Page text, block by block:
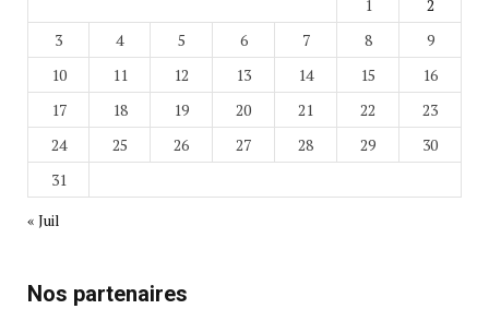
1
2
3
4 5 6 7 8
9
10
11 12 13 14 15
16
17
18 19 20 21 22
23
24
25 26 27 28 29
30
31
« Juil
Nos partenaires